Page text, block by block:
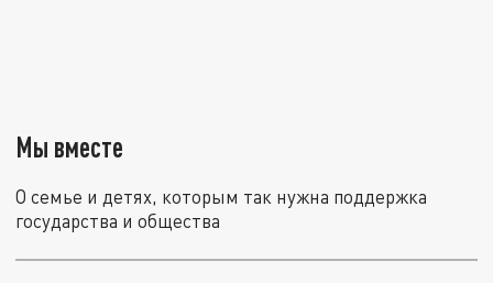
Мы вместе
О семье и детях, которым так нужна поддержка
государства и общества